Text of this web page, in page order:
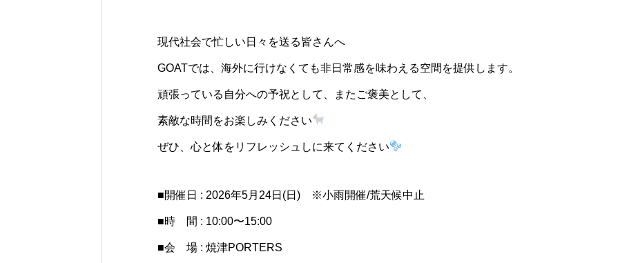
現代社会で忙しい日々を送る皆さんへ
GOATでは、海外に行けなくても非日常感を味わえる空間を提供します。
頑張っている自分への予祝として、またご褒美として、
素敵な時間をお楽しみください
ぜひ、心と体をリフレッシュしに来てください
■開催日 : 2026年5月24日(日) ※小雨開催/荒天候中止
■時 間 : 10:00〜15:00
■会 場 : 焼津PORTERS